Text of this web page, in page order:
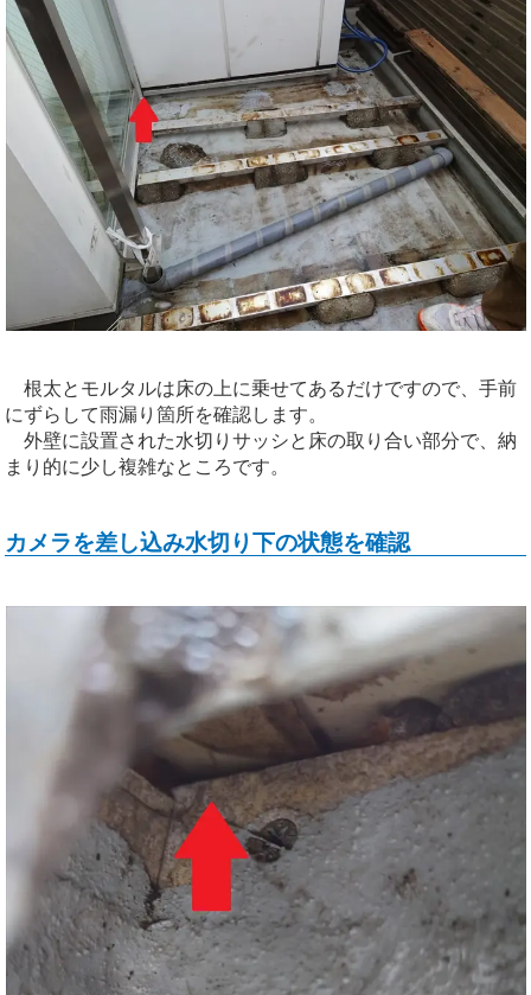
根太とモルタルは床の上に乗せてあるだけですので、手前
にずらして雨漏り箇所を確認します。
外壁に設置された水切りサッシと床の取り合い部分で、納
まり的に少し複雑なところです。
カメラを差し込み水切り下の状態を確認